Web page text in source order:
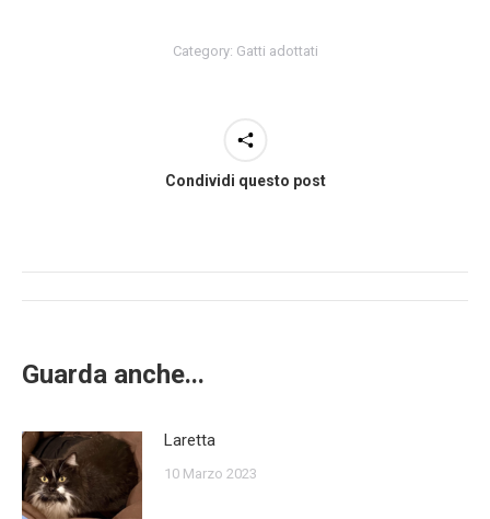
Category: Gatti adottati
Condividi questo post
Post
Guarda anche...
Laretta
10 Marzo 2023